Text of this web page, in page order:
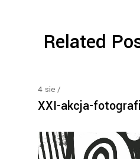
Related
4 sie
XXI-akcja-